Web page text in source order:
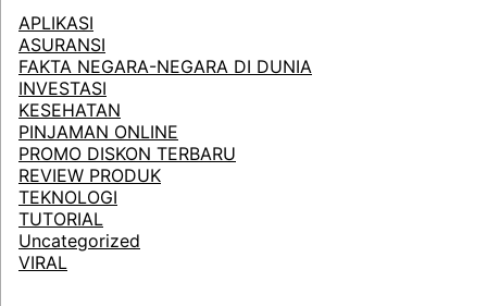
APLIKASI
ASURANSI
FAKTA NEGARA-NEGARA DI DUNIA
INVESTASI
KESEHATAN
PINJAMAN ONLINE
PROMO DISKON TERBARU
REVIEW PRODUK
TEKNOLOGI
TUTORIAL
Uncategorized
VIRAL